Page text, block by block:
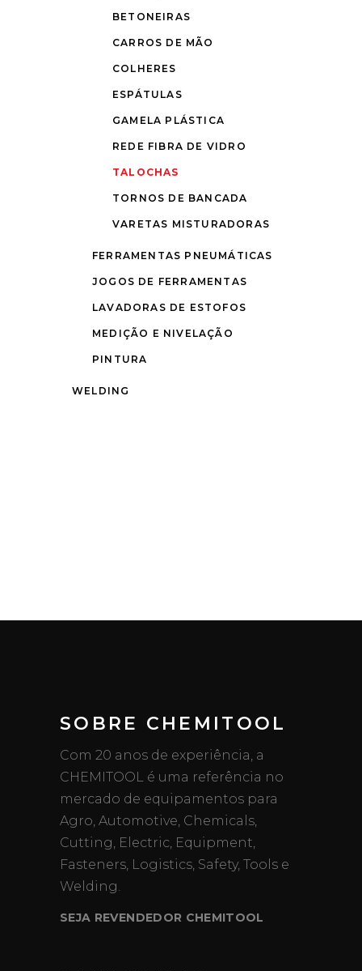
BETONEIRAS
CARROS DE MÃO
COLHERES
ESPÁTULAS
GAMELA PLÁSTICA
REDE FIBRA DE VIDRO
TALOCHAS
TORNOS DE BANCADA
VARETAS MISTURADORAS
FERRAMENTAS PNEUMÁTICAS
JOGOS DE FERRAMENTAS
LAVADORAS DE ESTOFOS
MEDIÇÃO E NIVELAÇÃO
PINTURA
WELDING
SOBRE CHEMITOOL
Com 20 anos de experiência, a
CHEMITOOL é uma referência no
mercado de equipamentos para
Agro, Automotive, Chemicals,
Cutting, Electric, Equipment,
Fasteners, Logistics, Safety, Tools e
Welding.
SEJA REVENDEDOR CHEMITOOL